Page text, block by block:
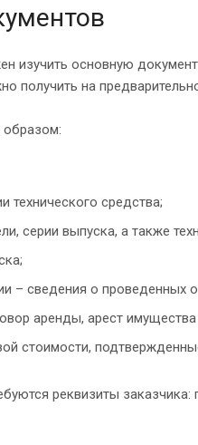
изучить основную
получить на
технического средства;
серии выпуска, а также
– сведения о проведенных
аренды, арест имущества
стоимости,
реквизиты